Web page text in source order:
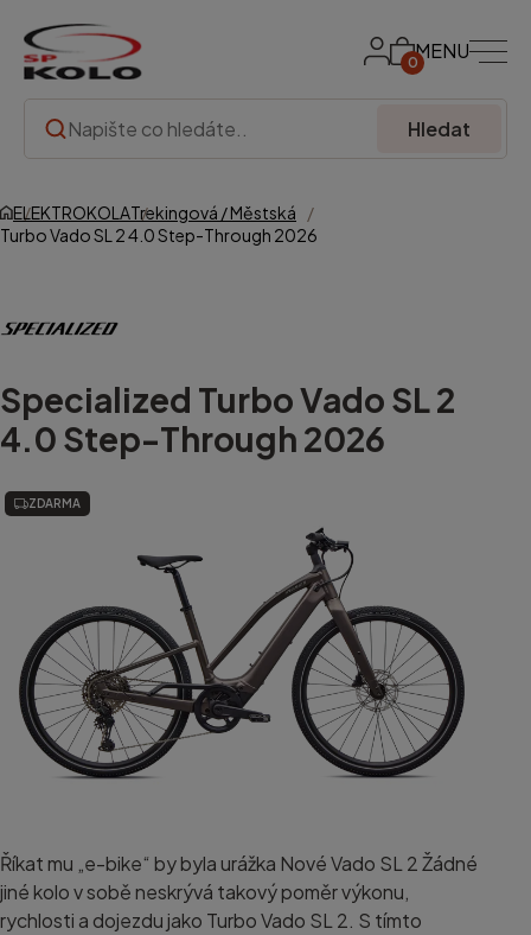
0MENU
Hledat
ELEKTROKOLATrekingová / Městská
Turbo Vado SL 2 4.0 Step-Through 2026
Specialized Turbo Vado SL 2
4.0 Step-Through 2026
ZDARMA
Říkat mu „e-bike“ by byla urážka Nové Vado SL 2 Žádné
jiné kolo v sobě neskrývá takový poměr výkonu,
rychlosti a dojezdu jako Turbo Vado SL 2. S tímto